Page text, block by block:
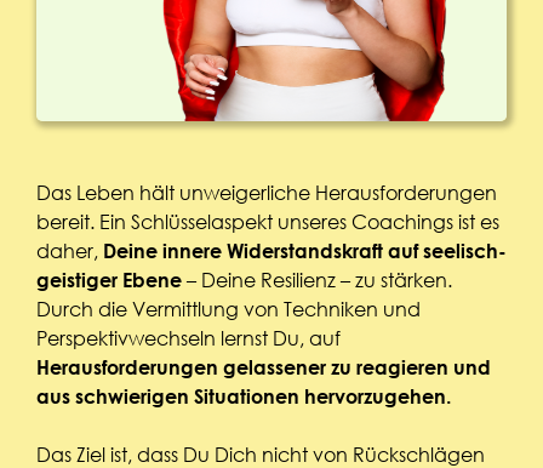
Das Leben hält unweigerliche Herausforderungen
bereit. Ein Schlüsselaspekt unseres Coachings ist es
daher, Deine innere Widerstandskraft auf seelisch-
geistiger Ebene– Deine Resilienz – zu stärken.
Durch die Vermittlung von Techniken und
Perspektivwechseln lernst Du, auf
Herausforderungen gelassener zu reagieren und
aus schwierigen Situationen hervorzugehen.
Das Ziel ist, dass Du Dich nicht von Rückschlägen